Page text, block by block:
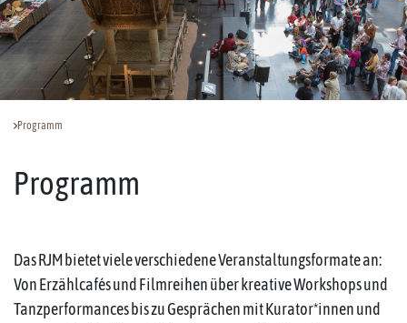
Programm
Programm
Das RJM bietet viele verschiedene Veranstaltungsformate an:
Von Erzählcafés und Filmreihen über kreative Workshops und
Tanzperformances bis zu Gesprächen mit Kurator*innen und